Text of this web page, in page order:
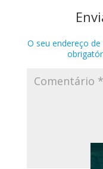
O seu endereço